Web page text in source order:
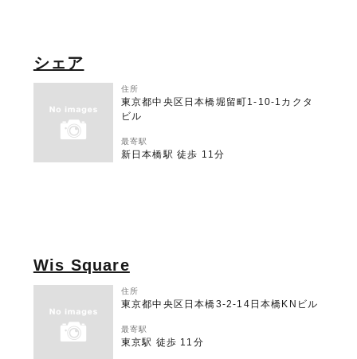
シェア
住所
東京都中央区日本橋堀留町1-10-1カクタ
ビル
最寄駅
新日本橋駅 徒歩 11分
Wis Square
住所
東京都中央区日本橋3-2-14日本橋KNビル
最寄駅
東京駅 徒歩 11分